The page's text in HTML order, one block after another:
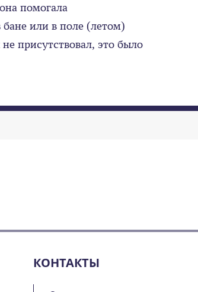
помогала
или в поле (летом)
присутствовал, это было
КОНТАКТЫ